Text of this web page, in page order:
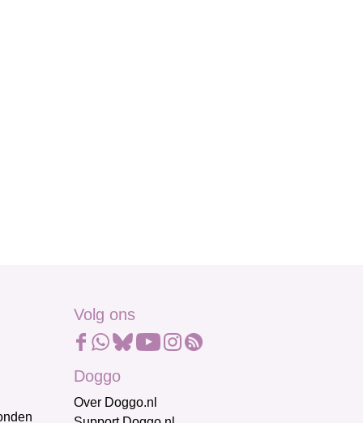
Volg ons
Doggo
Over Doggo.nl